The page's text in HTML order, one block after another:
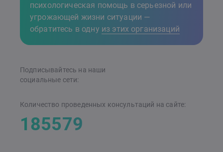
психологическая помощь в серьезной или
угрожающей жизни ситуации —
обратитесь в одну из этих организаций
Подписывайтесь на наши
cоциальные сети:
Количество проведенных консультаций на сайте:
185579